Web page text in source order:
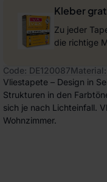
Kleber
Zu jeder
die richtige
Code: DE120087
Vliestapete – Design in
Strukturen in den
sich je nach Lichteinfall.
Wohnzimmer.